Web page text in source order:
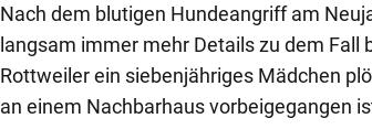
Nach dem blutigen Hundeangriff am
langsam immer mehr Details zu dem Fall
Rottweiler ein siebenjähriges Mädchen
an einem Nachbarhaus vorbeigegangen